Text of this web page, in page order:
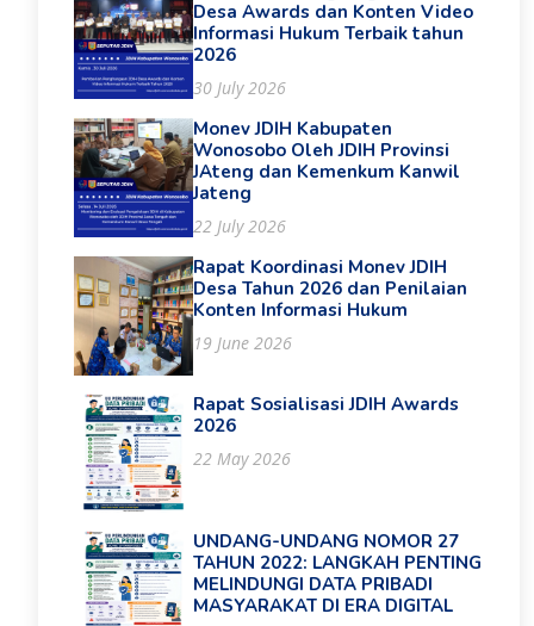
Desa Awards dan Konten Video
Informasi Hukum Terbaik tahun
2026
30 July 2026
Monev JDIH Kabupaten
Wonosobo Oleh JDIH Provinsi
JAteng dan Kemenkum Kanwil
Jateng
22 July 2026
Rapat Koordinasi Monev JDIH
Desa Tahun 2026 dan Penilaian
Konten Informasi Hukum
19 June 2026
Rapat Sosialisasi JDIH Awards
2026
22 May 2026
UNDANG-UNDANG NOMOR 27
TAHUN 2022: LANGKAH PENTING
MELINDUNGI DATA PRIBADI
MASYARAKAT DI ERA DIGITAL